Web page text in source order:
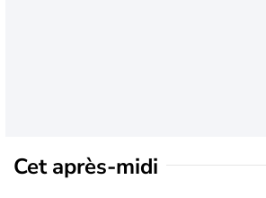
Cet après-midi